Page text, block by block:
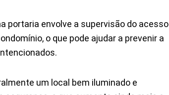
portaria envolve a supervisão do acesso
o que pode ajudar a prevenir a
um local bem iluminado e